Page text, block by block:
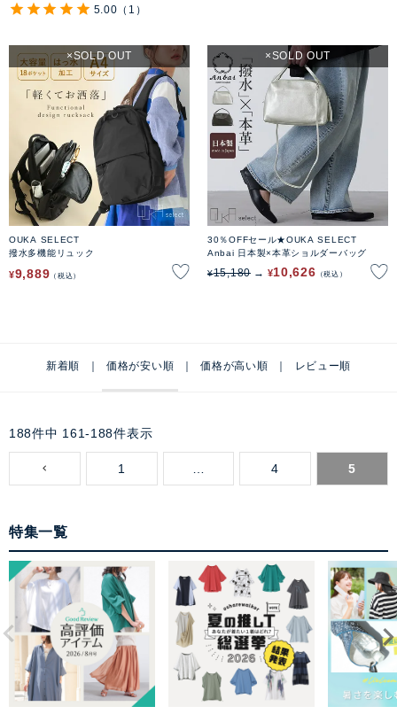
5.00 （1）
OUKA SELECT
撥水多機能リュック
¥9,889 税込
SOLD OUT
30％OFFセール★OUKA SELECT
Anbai 日本製×本革ショルダーバッグ
¥15,180 ¥10,626 税込
SOLD OUT
新着順 価格が安い順 価格が高い順 レビュー順
188件中 161-188件表示
1 4 5
特集一覧